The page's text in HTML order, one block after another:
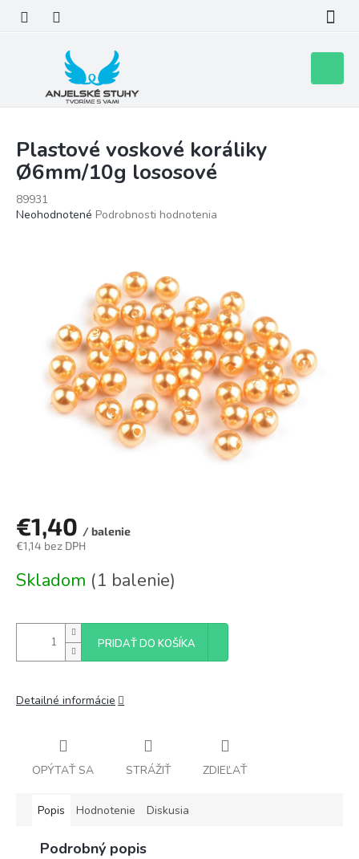
obsah
košík
Plastové voskové koráliky
Ø6mm/10g lososové
89931
Priemerné
hviezdičiek.
Neohodnotené Podrobnosti hodnotenia
€1,40 / balenie
€1,14 bez DPH
cena:
Skladom (1 balenie)
PRIDAŤ DO KOŠÍKA
Detailné informácie
OPÝTAŤ SA STRÁŽIŤ ZDIEĽAŤ
Popis Hodnotenie Diskusia
Podrobný popis